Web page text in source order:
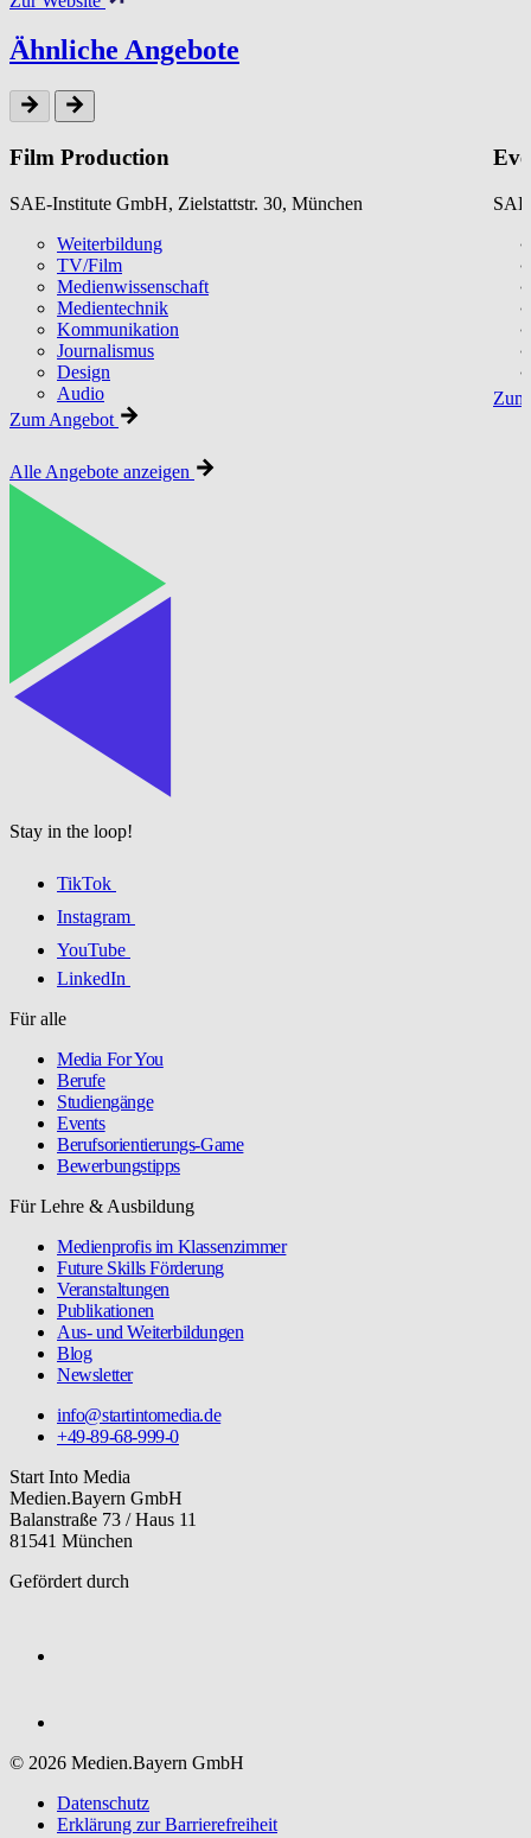
Ähnliche Angebote
Film Production
SAE-Institute GmbH, Zielstattstr. 30, München
Weiterbildung
TV/Film
Medienwissenschaft
Medientechnik
Kommunikation
Journalismus
Design
Audio
Zum Angebot
Alle Angebote anzeigen
Stay in the loop!
TikTok
Instagram
YouTube
LinkedIn
Für alle
Media For You
Berufe
Studiengänge
Events
Berufsorientierungs-Game
Bewerbungstipps
Für Lehre & Ausbildung
Medienprofis im Klassenzimmer
Future Skills Förderung
Veranstaltungen
Publikationen
Aus- und Weiterbildungen
Blog
Newsletter
info@startintomedia.de
+49-89-68-999-0
Start Into Media
Medien.Bayern GmbH
Balanstraße 73 / Haus 11
81541 München
Gefördert durch
© 2026 Medien.Bayern GmbH
Datenschutz
Erklärung zur Barriere­freiheit